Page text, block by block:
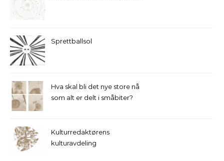
Sprettballsol
Hva skal bli det nye store nå
som alt er delt i småbiter?
Kulturredaktørens
kulturavdeling